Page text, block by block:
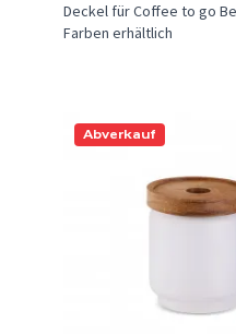
Deckel für Coffee to go
Farben erhältlich
Abverkauf